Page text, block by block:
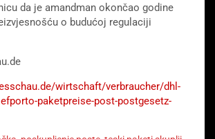
da je amandman okončao godine
o budućoj regulaciji
wirtschaft/verbraucher/dhl-
paketpreise-post-postgesetz-